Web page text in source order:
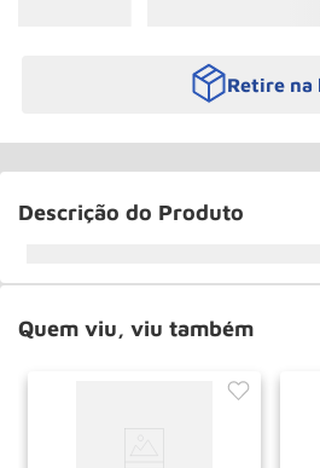
Retire na
Descrição do Produto
Quem viu, viu também